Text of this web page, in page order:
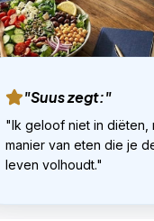
"Suus zegt:"
"Ik geloof niet in diëten,
manier van eten die je
leven volhoudt."